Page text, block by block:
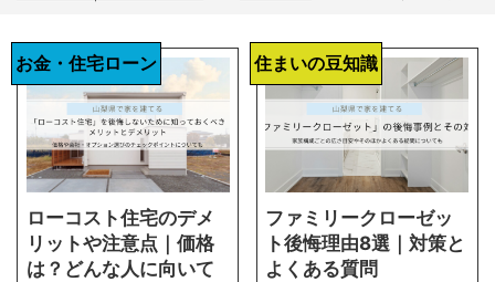
ローコスト住宅のデメ
リットや注意点｜価格
は？どんな人に向いて
お金・住宅ローン
ファミリークローゼッ
ト後悔理由8選｜対策と
よくある質問
住まいの豆知識